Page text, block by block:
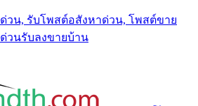
วน, รับโพสต์อสังหาด่วน, โพสต์ขาย
วนรับลงขายบ้าน